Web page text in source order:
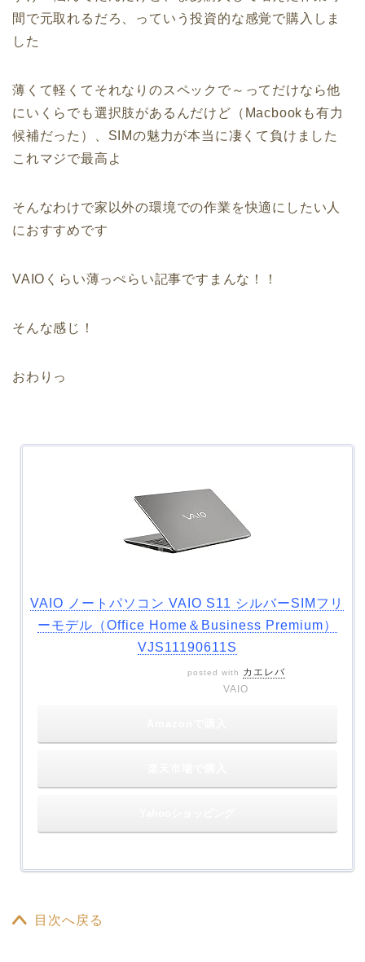
間で元取れるだろ、っていう投資的な感覚で購入しま
した
薄くて軽くてそれなりのスペックで～ってだけなら他
にいくらでも選択肢があるんだけど（Macbookも有力
候補だった）、SIMの魅力が本当に凄くて負けました
これマジで最高よ
そんなわけで家以外の環境での作業を快適にしたい人
におすすめです
VAIOくらい薄っぺらい記事ですまんな！！
そんな感じ！
おわりっ
VAIO ノートパソコン VAIO S11 シルバーSIMフリ
ーモデル（Office Home＆Business Premium）
VJS11190611S
posted with
カエレバ
VAIO
目次へ戻る